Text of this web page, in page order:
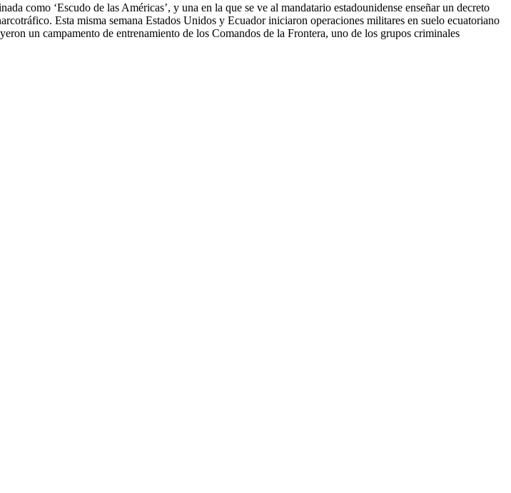
como ‘Escudo de las Américas’, y una en la que se ve al mandatario estadounidense enseñar un decreto
Esta misma semana Estados Unidos y Ecuador iniciaron operaciones militares en suelo ecuatoriano
un campamento de entrenamiento de los Comandos de la Frontera, uno de los grupos criminales